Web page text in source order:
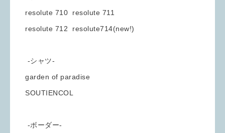
resolute 710 resolute 711
resolute 712 resolute714(new!)
-シャツ-
garden of paradise
SOUTIENCOL
-ボーダー-